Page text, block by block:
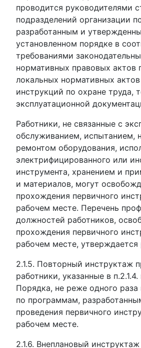
проводится руководителями
подразделений организации
разработанным и
установленном порядке в
требованиями
нормативных правовых актов
локальных нормативных
инструкций по охране труда,
эксплуатационной
Работники, не связанные с
обслуживанием, испытанием,
ремонтом оборудования,
электрифицированного или
инструмента, хранением и
и материалов, могут
прохождения первичного
рабочем месте. Перечень
должностей работников,
прохождения первичного
рабочем месте, утверждается
2.1.5. Повторный инструктаж
работники, указанные в
Порядка, не реже одного
по программам,
проведения первичного
рабочем месте.
2.1.6. Внеплановый